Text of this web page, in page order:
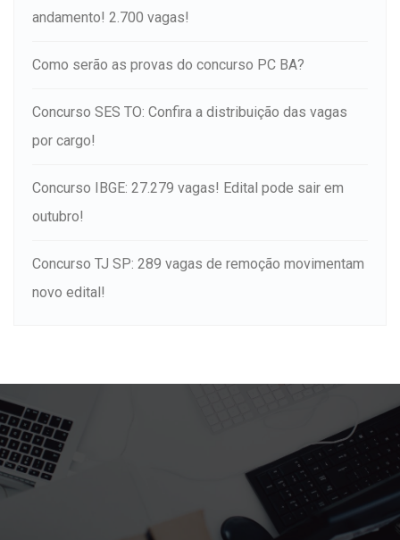
andamento! 2.700 vagas!
Como serão as provas do concurso PC BA?
Concurso SES TO: Confira a distribuição das vagas
por cargo!
Concurso IBGE: 27.279 vagas! Edital pode sair em
outubro!
Concurso TJ SP: 289 vagas de remoção movimentam
novo edital!